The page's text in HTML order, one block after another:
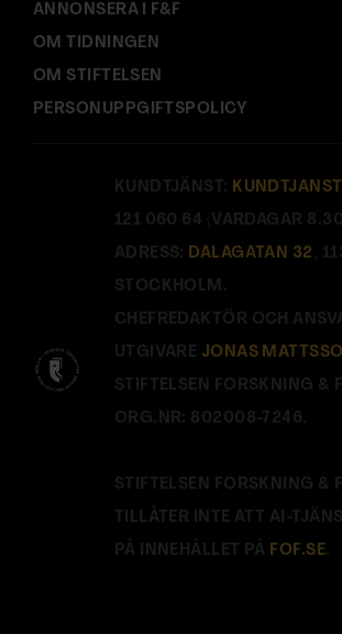
ANNONSERA I F&F
OM TIDNINGEN
OM STIFTELSEN
PERSONUPPGIFTSPOLICY
KUNDTJÄNST:
121 060 64 (VARDAGAR
ADRESS: DALAGATAN 32 ,
STOCKHOLM.
CHEFREDAKTÖR OCH
UTGIVARE JONAS
STIFTELSEN FORSKNING &
ORG.NR: 802008-7246.
STIFTELSEN FORSKNING &
TILLÅTER INTE ATT AI-
PÅ INNEHÅLLET PÅ FOF.SE.